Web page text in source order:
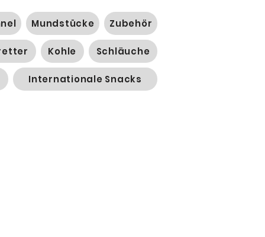
Mundstücke Zubehör
Kohle Schläuche
Internationale Snacks